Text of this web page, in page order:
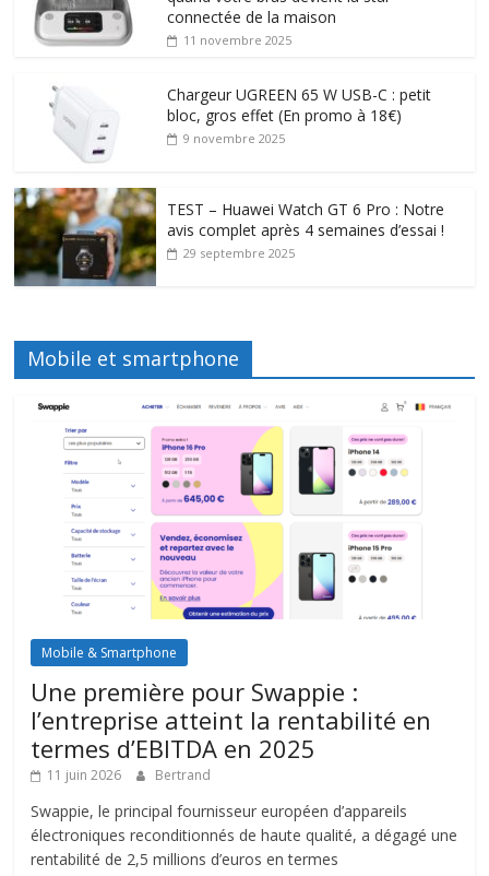
connectée de la maison
11 novembre 2025
Chargeur UGREEN 65 W USB-C : petit
bloc, gros effet (En promo à 18€)
9 novembre 2025
TEST – Huawei Watch GT 6 Pro : Notre
avis complet après 4 semaines d’essai !
29 septembre 2025
Mobile et smartphone
Mobile & Smartphone
Une première pour Swappie :
l’entreprise atteint la rentabilité en
termes d’EBITDA en 2025
11 juin 2026 Bertrand
Swappie, le principal fournisseur européen d’appareils
électroniques reconditionnés de haute qualité, a dégagé une
rentabilité de 2,5 millions d’euros en termes